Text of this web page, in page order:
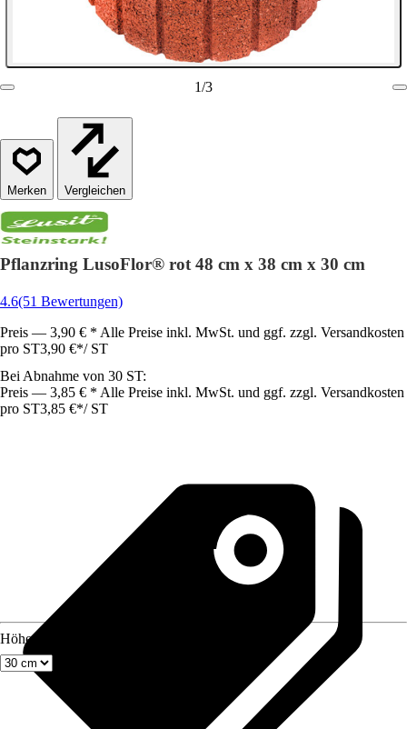
1/3
Vergleichen
Pflanzring LusoFlor® rot 48 cm x 38 cm x 30 cm
4.6(51 Bewertungen)
Preis — 3,90 € * Alle Preise inkl. MwSt. und ggf. zzgl. Versandkosten
pro ST3,90 €*/ ST
Bei Abnahme von 30 ST:
Preis — 3,85 € * Alle Preise inkl. MwSt. und ggf. zzgl. Versandkosten
pro ST3,85 €*/ ST
Höhe